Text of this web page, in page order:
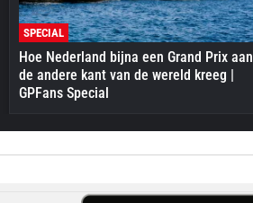
SPECIAL
Hoe Nederland bijna een Grand Prix aan
de andere kant van de wereld kreeg |
GPFans Special